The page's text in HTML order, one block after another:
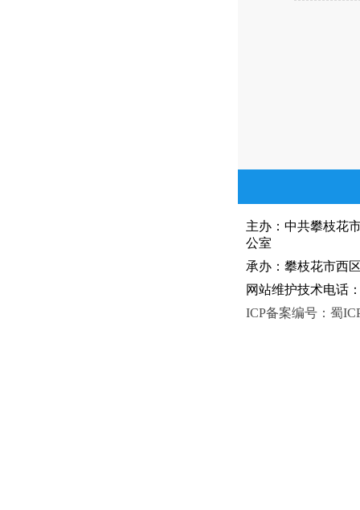
主办：中共攀枝
公室
承办：攀枝花市西
网站维护技术电话
ICP备案编号：蜀